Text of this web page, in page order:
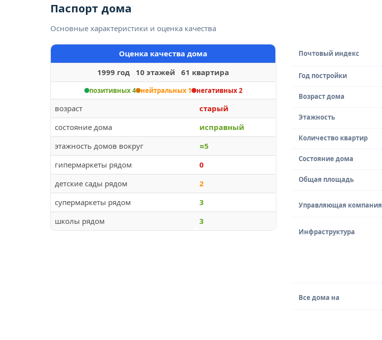
Паспорт дома
Основные характеристики и оценка качества
Оценка качества дома
1999 год 10 этажей 61 квартира
позитивных 4 нейтральных 1 негативных 2
возраст
старый
состояние дома
исправный
этажность домов вокруг
≈5
гипермаркеты рядом
0
детские сады рядом
2
супермаркеты рядом
3
школы рядом
3
Почтовый индекс
Год постройки
Возраст дома
Этажность
Количество квартир
Состояние дома
Общая площадь
Управляющая компания
Инфраструктура
Все дома на